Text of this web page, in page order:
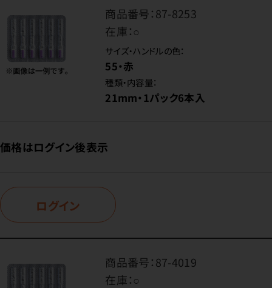
商品番号：87-8253
在庫：○
サイズ・ハンドルの色：
55・赤
種類・内容量：
21mm・1パック6本入
価格はログイン後表示
ログイン
商品番号：87-4019
在庫：○